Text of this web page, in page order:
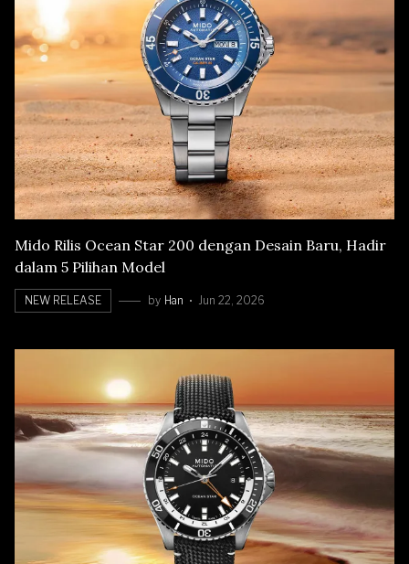
Mido Rilis Ocean Star 200 dengan Desain Baru, Hadir
dalam 5 Pilihan Model
NEW RELEASE by Han Jun 22, 2026